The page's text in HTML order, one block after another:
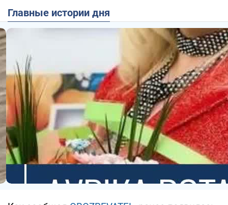
Главные истории дня